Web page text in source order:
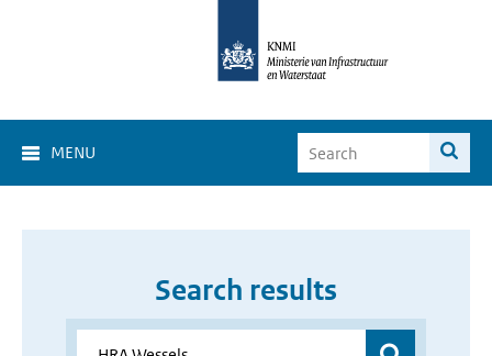
MENU
Search results